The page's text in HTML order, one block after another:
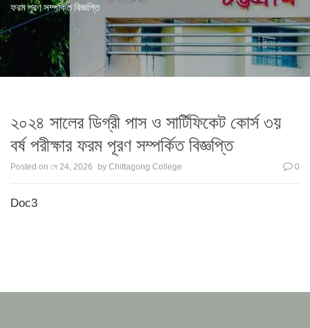
ফরম পূরণ সম্পর্কিত বিজ্ঞপ্তি
২০২৪ সালের ডিগ্রী পাস ও সার্টিফিকেট কোর্স ৩য়
বর্ষ পরীক্ষার ফরম পূরণ সম্পর্কিত বিজ্ঞপ্তি
Posted on মে 24, 2026 by Chittagong College 0
Doc3